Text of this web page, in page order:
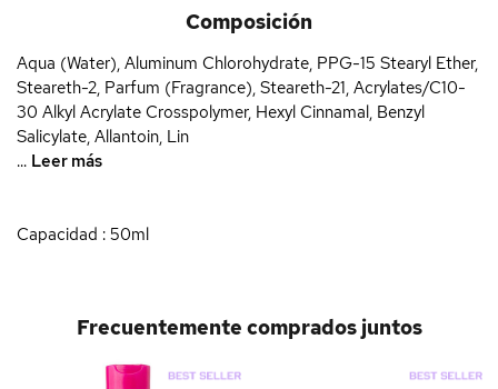
Composición
Aqua (Water), Aluminum Chlorohydrate, PPG-15 Stearyl Ether,
Steareth-2, Parfum (Fragrance), Steareth-21, Acrylates/C10-
30 Alkyl Acrylate Crosspolymer, Hexyl Cinnamal, Benzyl
Salicylate, Allantoin, Lin
... Leer más
Capacidad : 50ml
Frecuentemente comprados juntos